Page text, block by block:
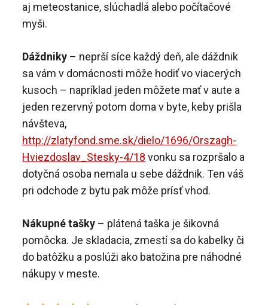
aj meteostanice, slúchadlá alebo počítačové
myši.
Dáždniky – neprší síce každý deň, ale dáždnik
sa vám v domácnosti môže hodiť vo viacerých
kusoch – napríklad jeden môžete mať v aute a
jeden rezervný potom doma v byte, keby prišla
návšteva,
http://zlatyfond.sme.sk/dielo/1696/Orszagh-
Hviezdoslav_Stesky-4/18 vonku sa rozpršalo a
dotyčná osoba nemala u sebe dáždnik. Ten váš
pri odchode z bytu pak môže prísť vhod.
Nákupné tašky – plátená taška je šikovná
pomôcka. Je skladacia, zmestí sa do kabelky či
do batôžku a poslúži ako batožina pre náhodné
nákupy v meste.